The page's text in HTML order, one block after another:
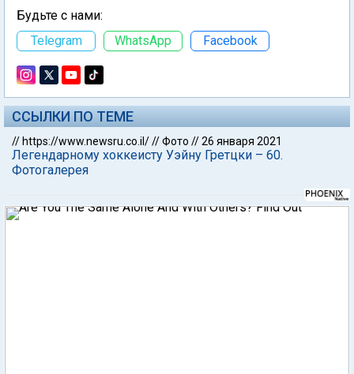
Будьте с нами:
Telegram
WhatsApp Facebook
ССЫЛКИ ПО ТЕМЕ
// https://www.newsru.co.il///Фото //26 января 2021
Легендарному хоккеисту Уэйну Гретцки – 60.
Фотогалерея